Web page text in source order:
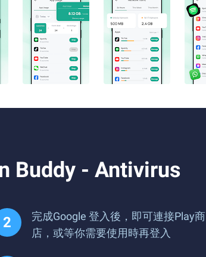
Buddy - Antivirus
完成Google 登入後，即可連接Play商
店，或等你需要使用時再登入